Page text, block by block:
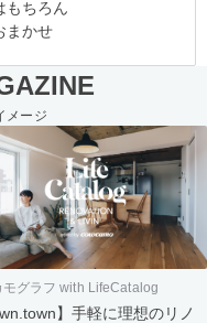
もちろん
まかせ
メージ
モグラフ with LifeCatalog
】手軽に理想のリノ